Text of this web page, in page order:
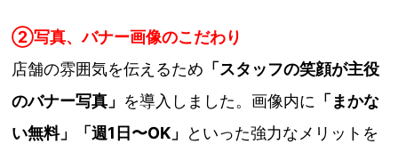
②写真、バナー画像のこだわり
店舗の雰囲気を伝えるため 「スタッフの笑顔が主役
のバナー写真」 を導入しました。画像内に 「まかな
い無料」「週1日〜OK」
といった強力なメリットを